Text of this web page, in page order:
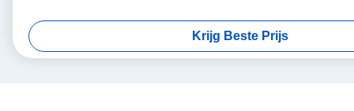
Krijg Beste Prijs